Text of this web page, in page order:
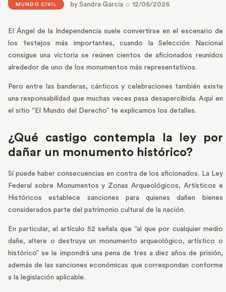
MUNDO CIVIL bySandra García 12/06/2026
El Ángel de la Independencia suele convertirse en el escenario de
los festejos más importantes, cuando la Selección Nacional
consigue una victoria se reúnen cientos de aficionados reunidos
alrededor de uno de los monumentos más representativos.
Pero entre las banderas, cánticos y celebraciones también existe
una responsabilidad que muchas veces pasa desapercibida. Aquí en
el sitio “El Mundo del Derecho” te explicamos los detalles.
¿Qué castigo contempla la ley por
dañar un monumento histórico?
Sí puede haber consecuencias en contra de los aficionados. La Ley
Federal sobre Monumentos y Zonas Arqueológicos, Artísticos e
Históricos establece sanciones para quienes dañen bienes
considerados parte del patrimonio cultural de la nación.
En particular, el artículo 52 señala que “al que por cualquier medio
dañe, altere o destruya un monumento arqueológico, artístico o
histórico” se le impondrá una pena de tres a diez años de prisión,
además de las sanciones económicas que correspondan conforme
a la legislación aplicable.